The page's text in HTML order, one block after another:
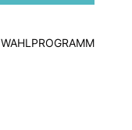
WAHLPROGRAMM